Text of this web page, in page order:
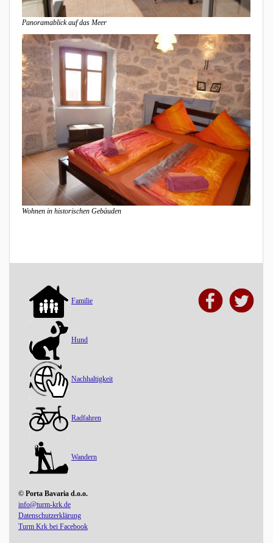
Panoramablick auf das Meer
Wohnen in historischen Gebäuden
Familie
Hund
Nachhaltigkeit
Radfahren
Wandern
© Porta Bavaria d.o.o.
info@turm-krk.de
Datenschutzerklärung
Turm Krk bei Facebook